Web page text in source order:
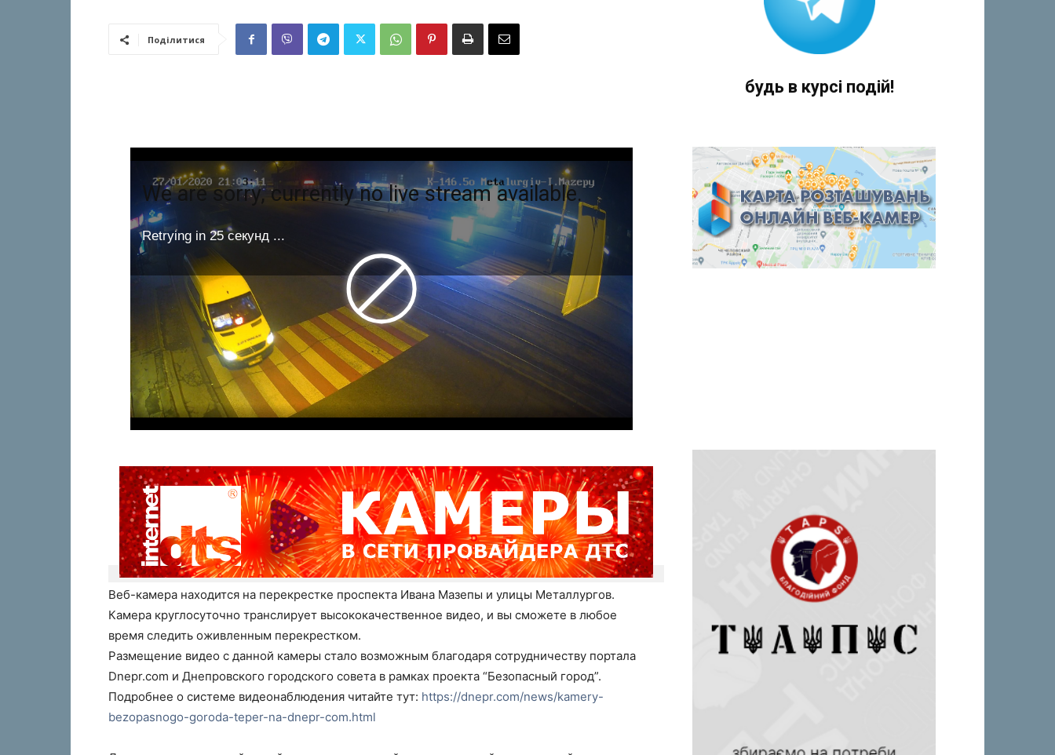
Поділитися
We are sorry, currently no live stream available.
Retrying in24 секунд ...
Веб-камера находится на перекрестке проспекта Ивана Мазепы и улицы Металлургов.
Камера круглосуточно транслирует высококачественное видео, и вы сможете в любое
время следить оживленным перекрестком.
Размещение видео с данной камеры стало возможным благодаря сотрудничеству портала
Dnepr.com и Днепровского городского совета в рамках проекта “Безопасный город”.
Подробнее о системе видеонаблюдения читайте тут: https://dnepr.com/news/kamery-
bezopasnogo-goroda-teper-na-dnepr-com.html
будь в курсі подій!